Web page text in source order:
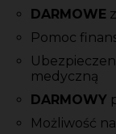
DARMOWE
Pomoc
medyczną
DARMOWY
Możliwość